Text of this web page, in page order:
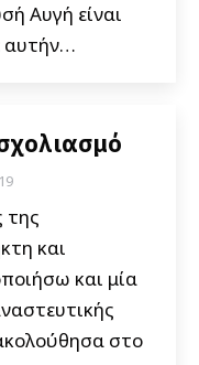
Αυγή είναι
αυτήν…
της
και
και μία
στο